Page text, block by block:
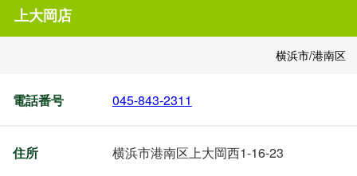
上大岡店
横浜市/港南区
電話番号 045-843-2311
住所 横浜市港南区上大岡西1-16-23